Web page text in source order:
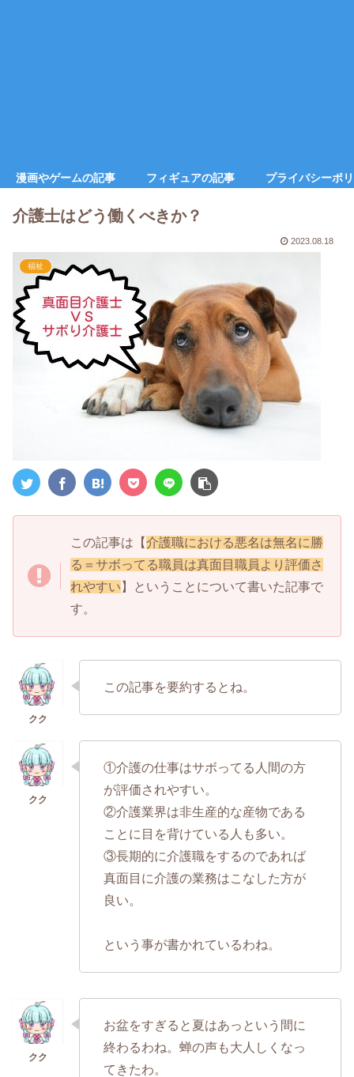
漫画やゲームの記事 フィギュアの記事 プライバシーポ
介護士はどう働くべきか？
2023.08.18
福祉
この記事は【介護職における悪名は無名に勝
る＝サボってる職員は真面目職員より評価さ
れやすい 】ということについて書いた記事で
す。
この記事を要約するとね。
①介護の仕事はサボってる人間の方
が評価されやすい。
②介護業界は非生産的な産物である
ことに目を背けている人も多い。
③長期的に介護職をするのであれば
真面目に介護の業務はこなした方が
良い。
という事が書かれているわね。
お盆をすぎると夏はあっという間に
終わるわね。蝉の声も大人しくなっ
てきたわ。